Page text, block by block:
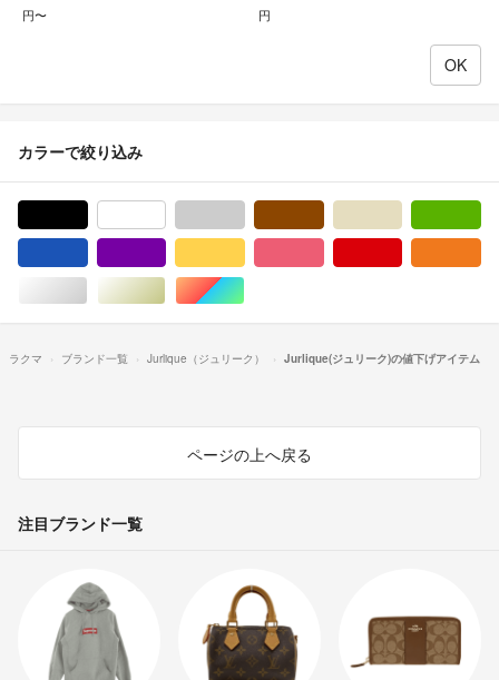
円〜 円
カラーで絞り込み
シルバー/銀色系ゴールド/金色系マルチカラー
ラクマ ブランド一覧 Jurlique（ジュリーク） Jurlique(ジュリーク)の値下げアイテム
ページの上へ戻る
注目ブランド一覧